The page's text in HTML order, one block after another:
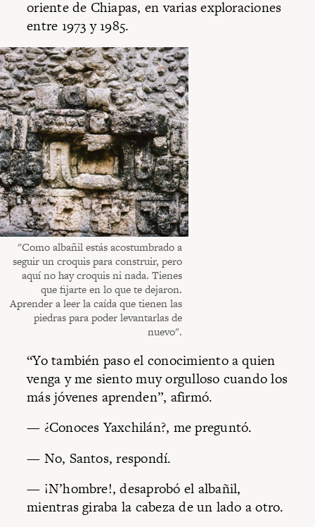
oriente de Chiapas, en varias exploraciones
entre 1973 y 1985.
"Como albañil estás acostumbrado a
seguir un croquis para construir, pero
aquí no hay croquis ni nada. Tienes
que fijarte en lo que te dejaron.
Aprender a leer la caída que tienen las
piedras para poder levantarlas de
nuevo".
“Yo también paso el conocimiento a quien
venga y me siento muy orgulloso cuando los
más jóvenes aprenden”, afirmó.
— ¿Conoces Yaxchilán?, me preguntó.
— No, Santos, respondí.
— ¡N’hombre!, desaprobó el albañil,
mientras giraba la cabeza de un lado a otro.